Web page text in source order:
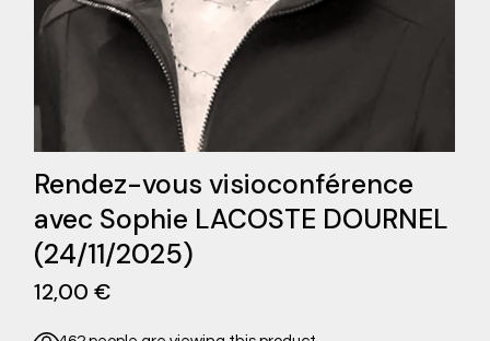
Rendez-vous visioconférence
avec Sophie LACOSTE DOURNEL
(24/11/2025)
12,00€